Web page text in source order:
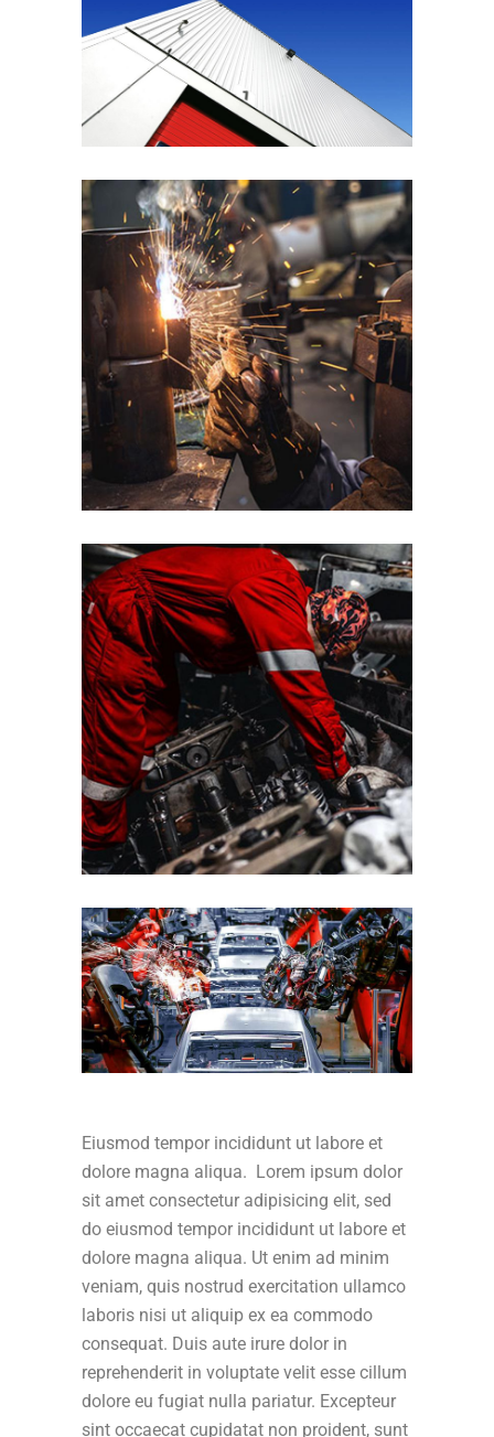
Eiusmod tempor incididunt ut labore et
dolore magna aliqua. Lorem ipsum dolor
sit amet consectetur adipisicing elit, sed
do eiusmod tempor incididunt ut labore et
dolore magna aliqua. Ut enim ad minim
veniam, quis nostrud exercitation ullamco
laboris nisi ut aliquip ex ea commodo
consequat. Duis aute irure dolor in
reprehenderit in voluptate velit esse cillum
dolore eu fugiat nulla pariatur. Excepteur
sint occaecat cupidatat non proident, sunt